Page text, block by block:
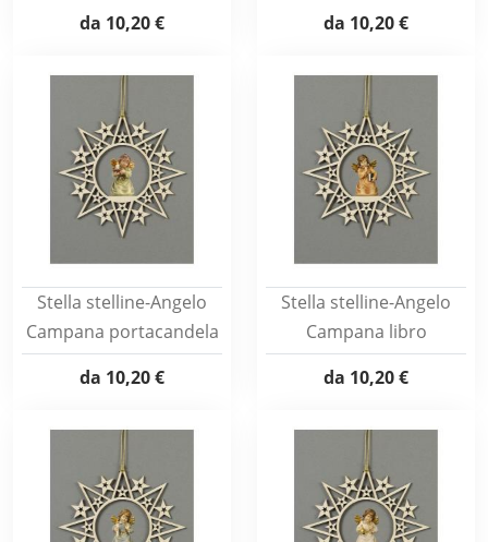
da 10,20 € da 10,20 €
Stella stelline-Angelo
Campana portacandela
da 10,20 €
Stella stelline-Angelo
Campana libro
da 10,20 €